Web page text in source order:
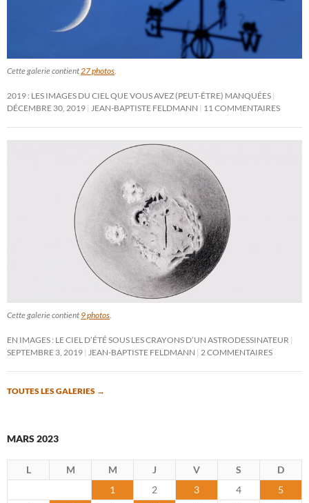
Cette galerie contient 27 photos
2019 : LES IMAGES DU CIEL QUE VOUS AVEZ (PEUT-ÊTRE) MANQUÉES
DÉCEMBRE 30, 2019
JEAN-BAPTISTE FELDMANN 11 COMMENTAIRES
Cette galerie contient 9 photos.
EN IMAGES : LE CIEL D’ÉTÉ SOUS LES CRAYONS D’UN ASTRODESSINATEUR
SEPTEMBRE 3, 2019 JEAN-BAPTISTE FELDMANN 2 COMMENTAIRES
TOUTES LES GALERIES →
MARS 2023
L M M J V S
D
1
2 3 4
5